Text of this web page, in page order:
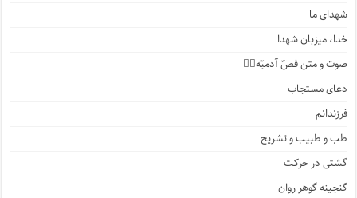
شهدای ما
خدا، میزبان شهدا
صوت و متن فصّ آدمیّه۱️⃣
دعای مستجاب
فرزندانم
طب و طبیب و تشریح
گشتی در حرکت
گنجینه گوهر روان